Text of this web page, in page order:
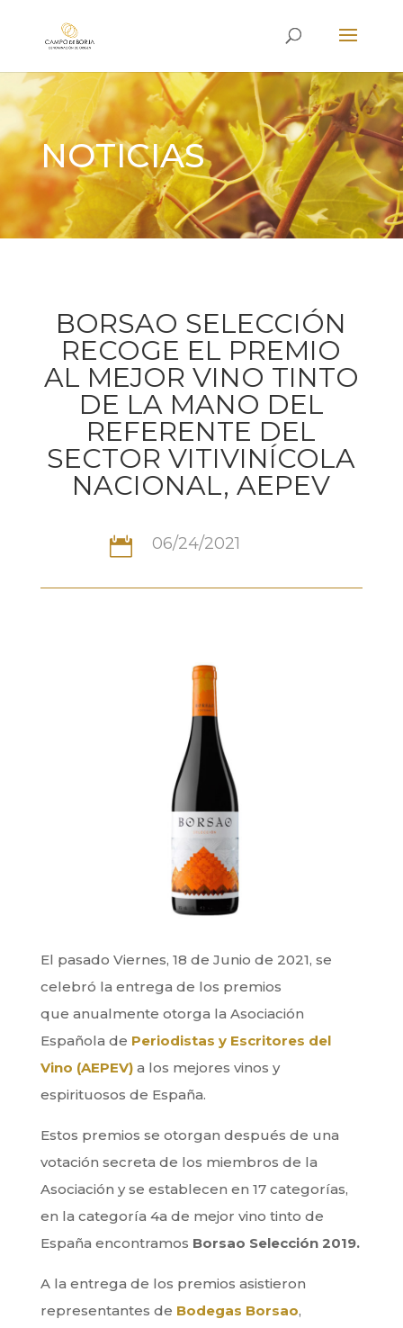
NOTICIAS
BORSAO SELECCIÓN
RECOGE EL PREMIO
AL MEJOR VINO TINTO
DE LA MANO DEL
REFERENTE DEL
SECTOR VITIVINÍCOLA
NACIONAL, AEPEV
 06/24/2021
El pasado Viernes, 18 de Junio de 2021, se
celebró la entrega de los premios
que anualmente otorga la Asociación
Española de Periodistas y Escritores del
Vino (AEPEV) a los mejores vinos y
espirituosos de España.
Estos premios se otorgan después de una
votación secreta de los miembros de la
Asociación y se establecen en 17 categorías,
en la categoría 4a de mejor vino tinto de
España encontramos Borsao Selección 2019.
A la entrega de los premios asistieron
representantes de Bodegas Borsao,